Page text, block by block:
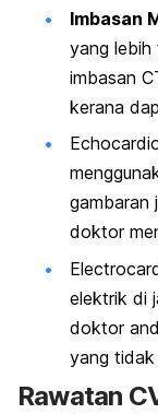
Imbasan
yang
imbasan
kerana
gambaran
doktor
elektrik di
doktor
yang tidak
Rawatan